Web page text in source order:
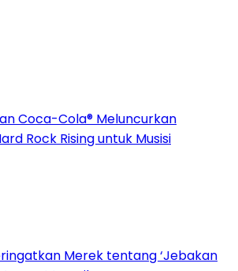
Coca-Cola® Meluncurkan
Rock Rising untuk Musisi
Merek tentang ‘Jebakan